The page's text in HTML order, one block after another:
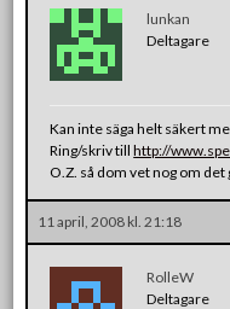
lunkan
Deltagare
Kan inte säga helt säkert
Ring/skriv tillhttp://
O.Z. så dom vet nog om det
11 april, 2008 kl. 21:18
RolleW
Deltagare